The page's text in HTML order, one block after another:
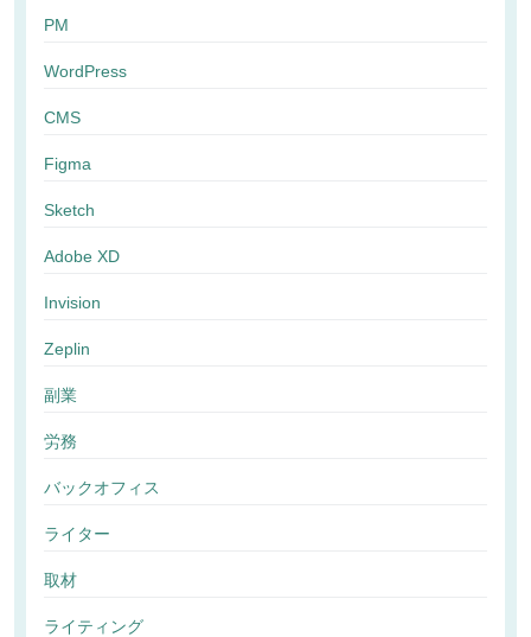
PM
WordPress
CMS
Figma
Sketch
Adobe XD
Invision
Zeplin
副業
労務
バックオフィス
ライター
取材
ライティング